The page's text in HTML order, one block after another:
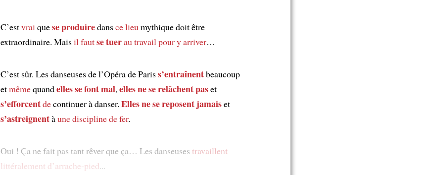
C’estvrai quese produiredansce lieu mythique doit être
extraordinaire. Maisil fautse tuerau travail pour y arriver…
C’est sûr. Les danseuses de l’Opéra de Pariss’entraînentbeaucoup
etmêmequandelles se font mal, elles ne se relâchent paset
s’efforcentdecontinuer à danser. Elles ne se reposent jamaiset
s’astreignentàune discipline de fer.
Oui ! Ça ne fait pas tant rêver que ça… Les danseuses travaillent
littéralement d’arrache-pied...